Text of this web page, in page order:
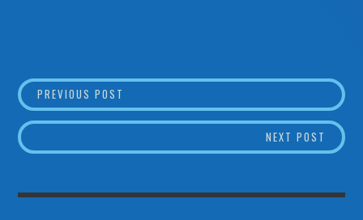
NAWIGACJA
WPISU
PREVIOUS POST NOWA PLATFORMA ZAPREZENTOWANA W
NEXT POST